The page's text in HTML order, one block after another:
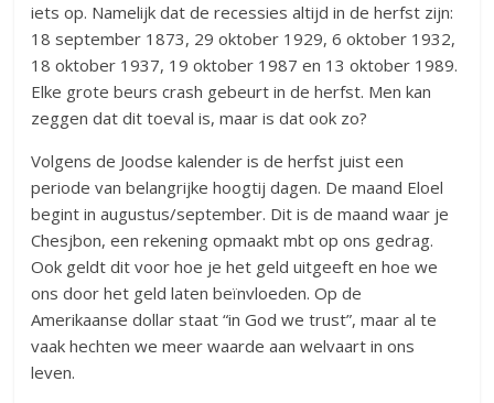
iets op. Namelijk dat de recessies altijd in de herfst zijn:
18 september 1873, 29 oktober 1929, 6 oktober 1932,
18 oktober 1937, 19 oktober 1987 en 13 oktober 1989.
Elke grote beurs crash gebeurt in de herfst. Men kan
zeggen dat dit toeval is, maar is dat ook zo?
Volgens de Joodse kalender is de herfst juist een
periode van belangrijke hoogtij dagen. De maand Eloel
begint in augustus/september. Dit is de maand waar je
Chesjbon, een rekening opmaakt mbt op ons gedrag.
Ook geldt dit voor hoe je het geld uitgeeft en hoe we
ons door het geld laten beïnvloeden. Op de
Amerikaanse dollar staat “in God we trust”, maar al te
vaak hechten we meer waarde aan welvaart in ons
leven.